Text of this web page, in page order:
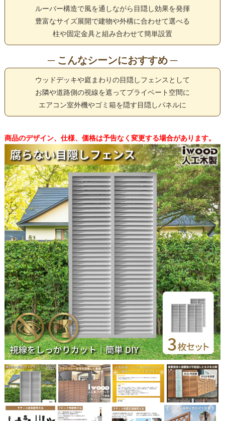
ルーバー構造で風を通しながら目隠し効果を発揮
豊富なサイズ展開で建物や外構に合わせて選べる
柱や固定金具と組み合わせて簡単設置
─ こんなシーンにおすすめ ─
ウッドデッキや庭まわりの目隠しフェンスとして
お隣や道路側の視線を遮ってプライベート空間に
エアコン室外機やゴミ箱を隠す目隠しパネルに
商品のデザイン、仕様、価格は予告なく変更する場合があります。